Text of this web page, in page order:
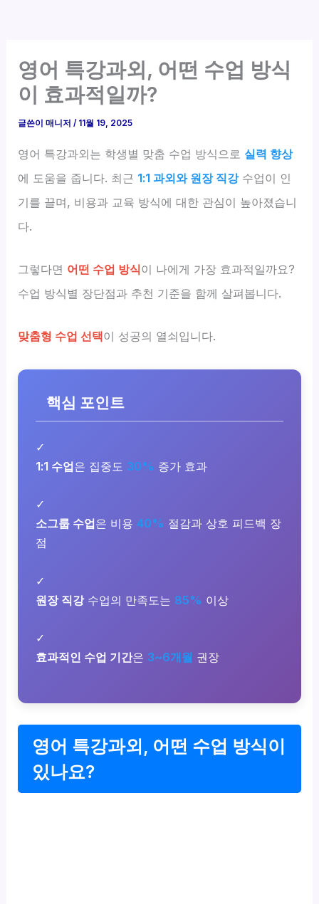
영어 특강과외, 어떤 수업 방식
이 효과적일까?
글쓴이매니저/ 11월 19, 2025
영어 특강과외는 학생별 맞춤 수업 방식으로 실력 향상
에 도움을 줍니다. 최근 1:1 과외와 원장 직강수업이 인
기를 끌며, 비용과 교육 방식에 대한 관심이 높아졌습니
다.
그렇다면 어떤 수업 방식이 나에게 가장 효과적일까요?
수업 방식별 장단점과 추천 기준을 함께 살펴봅니다.
맞춤형 수업 선택이 성공의 열쇠입니다.
핵심 포인트
✓
1:1 수업은 집중도 30% 증가 효과
✓
소그룹 수업은 비용40% 절감과 상호 피드백 장
점
✓
원장 직강수업의 만족도는 85% 이상
✓
효과적인 수업 기간은 3~6개월 권장
영어 특강과외, 어떤 수업 방식이
있나요?